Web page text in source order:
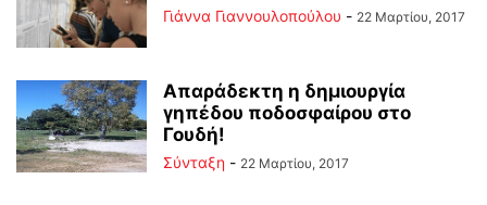
Γιάννα Γιαννουλοπούλου - 22 Μαρτίου, 2017
Απαράδεκτη η δημιουργία
γηπέδου ποδοσφαίρου στο
Γουδή!
Σύνταξη - 22 Μαρτίου, 2017